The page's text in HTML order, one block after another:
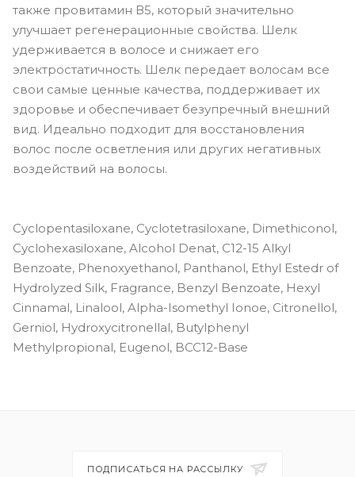
также провитамин В5, который значительно
улучшает регенерационные свойства. Шелк
удерживается в волосе и снижает его
электростатичность. Шелк передает волосам все
свои самые ценные качества, поддерживает их
здоровье и обеспечивает безупречный внешний
вид. Идеально подходит для восстановления
волос после осветления или других негативных
воздействий на волосы.
Cyclopentasiloxane, Cyclotetrasiloxane, Dimethiconol,
Cyclohexasiloxane, Alcohol Denat, C12-15 Alkyl
Benzoate, Phenoxyethanol, Panthanol, Ethyl Estedr of
Hydrolyzed Silk, Fragrance, Benzyl Benzoate, Hexyl
Cinnamal, Linalool, Alpha-Isomethyl Ionoe, Citronellol,
Gerniol, Hydroxycitronellal, Butylphenyl
Methylpropional, Eugenol, BCC12-Base
ПОДПИСАТЬСЯ НА РАССЫЛКУ